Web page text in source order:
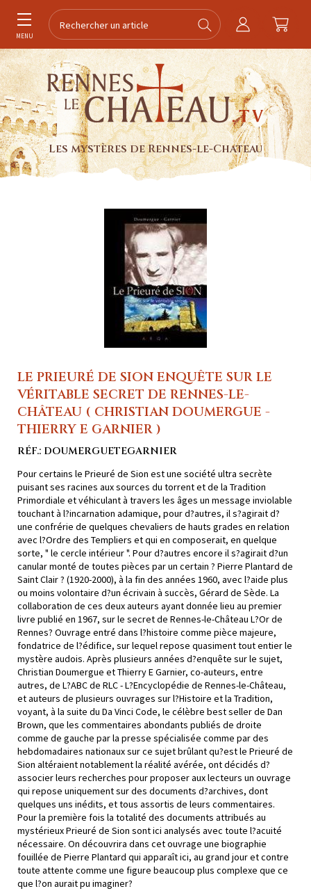
MENU
Les mystères de Rennes-le-Chateau
LE PRIEURÉ DE SION ENQUÊTE SUR LE
VÉRITABLE SECRET DE RENNES-LE-
CHÂTEAU ( CHRISTIAN DOUMERGUE -
THIERRY E GARNIER )
RÉF.: DOUMERGUETEGARNIER
Pour certains le Prieuré de Sion est une société ultra secrète
puisant ses racines aux sources du torrent et de la Tradition
Primordiale et véhiculant à travers les âges un message inviolable
touchant à l?incarnation adamique, pour d?autres, il s?agirait d?
une confrérie de quelques chevaliers de hauts grades en relation
avec l?Ordre des Templiers et qui en composerait, en quelque
sorte, " le cercle intérieur ". Pour d?autres encore il s?agirait d?un
canular monté de toutes pièces par un certain ? Pierre Plantard de
Saint Clair ? (1920-2000), à la fin des années 1960, avec l?aide plus
ou moins volontaire d?un écrivain à succès, Gérard de Sède. La
collaboration de ces deux auteurs ayant donnée lieu au premier
livre publié en 1967, sur le secret de Rennes-le-Château L?Or de
Rennes? Ouvrage entré dans l?histoire comme pièce majeure,
fondatrice de l?édifice, sur lequel repose quasiment tout entier le
mystère audois. Après plusieurs années d?enquête sur le sujet,
Christian Doumergue et Thierry E Garnier, co-auteurs, entre
autres, de L?ABC de RLC - L?Encyclopédie de Rennes-le-Château,
et auteurs de plusieurs ouvrages sur l?Histoire et la Tradition,
voyant, à la suite du Da Vinci Code, le célèbre best seller de Dan
Brown, que les commentaires abondants publiés de droite
comme de gauche par la presse spécialisée comme par des
hebdomadaires nationaux sur ce sujet brûlant qu?est le Prieuré de
Sion altéraient notablement la réalité avérée, ont décidés d?
associer leurs recherches pour proposer aux lecteurs un ouvrage
qui repose uniquement sur des documents d?archives, dont
quelques uns inédits, et tous assortis de leurs commentaires.
Pour la première fois la totalité des documents attribués au
mystérieux Prieuré de Sion sont ici analysés avec toute l?acuité
nécessaire. On découvrira dans cet ouvrage une biographie
fouillée de Pierre Plantard qui apparaît ici, au grand jour et contre
toute attente comme une figure beaucoup plus complexe que ce
que l?on aurait pu imaginer?